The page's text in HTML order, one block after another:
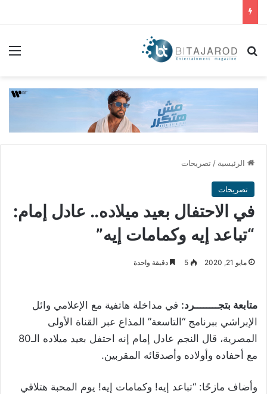
بحث عن
الرئيسية / تصريحات
تصريحات
في الاحتفال بعيد ميلاده.. عادل إمام:
“تباعد إيه وكمامات إيه”
مايو 21, 2020 5 دقيقة واحدة
متابعة بتجــــــــرد: في مداخلة هاتفية مع الإعلامي وائل
الإبراشي ببرنامج “التاسعة” المذاع عبر القناة الأولى
المصرية، قال النجم عادل إمام إنه احتفل بعيد ميلاده الـ80
مع أحفاده وأولاده وأصدقائه المقربين.
وأضاف مازحًا: “تباعد إيه! وكمامات إيه! يوم المحبة هتلاقي